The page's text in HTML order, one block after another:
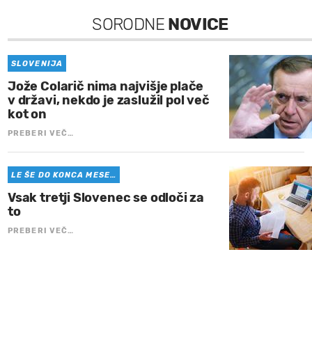
SORODNE NOVICE
SLOVENIJA
Jože Colarič nima najvišje plače
v državi, nekdo je zaslužil pol več
kot on
PREBERI VEČ…
LE ŠE DO KONCA MESE…
Vsak tretji Slovenec se odloči za
to
PREBERI VEČ…